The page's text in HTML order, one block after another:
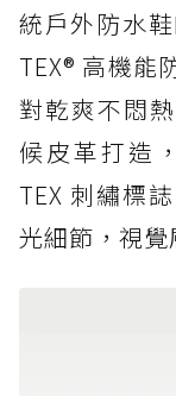
統戶外防水
TEX® 高機能
對乾爽不悶
候皮革打造
TEX 刺繡標
光細節，視覺